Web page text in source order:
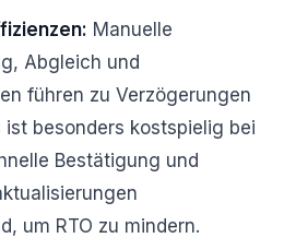
Manuelle
Abgleich und
führen zu Verzögerungen
ist besonders kostspielig bei
Bestätigung und
um RTO zu mindern.